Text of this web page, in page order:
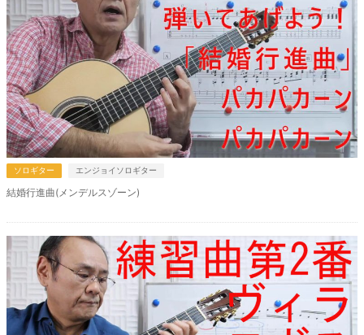
ソロギター エンジョイソロギター
結婚行進曲(メンデルスゾーン)